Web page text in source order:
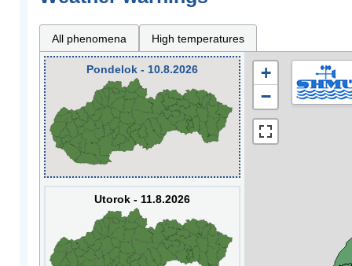
All phenomena High temperatures
Pondelok - 10.8.2026
Utorok - 11.8.2026
+
−